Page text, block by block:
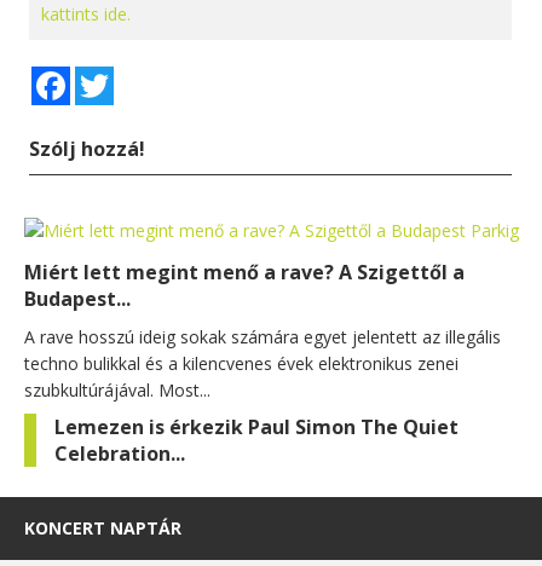
kattints ide.
Facebook
Szólj hozzá!
Miért lett megint menő a rave? A Szigettől a
Budapest...
A rave hosszú ideig sokak számára egyet jelentett az illegális
techno bulikkal és a kilencvenes évek elektronikus zenei
szubkultúrájával. Most...
Lemezen is érkezik Paul Simon The Quiet
Celebration...
KONCERT NAPTÁR